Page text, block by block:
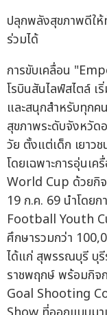
ปลุกพลังสุขภาพดีใ
ร่วมได้
การขับเคลื่อน
โรบินสันไลฟ์สไตล์ เ
และสนุกสำหรับทุกค
สุขภาพระดับจังหวัด
วัย ตั้งแต่เด็ก เยาว
โดยเฉพาะการอุ่นเ
World Cup ด้วยกิ
19 ก.ค. 69 นำโดย
Football Youth
ศึกษารวมกว่า
ได้แก่ สุพรรณบุรี บุรี
ราชพฤกษ์ พร้อมกิ
Goal Shooting